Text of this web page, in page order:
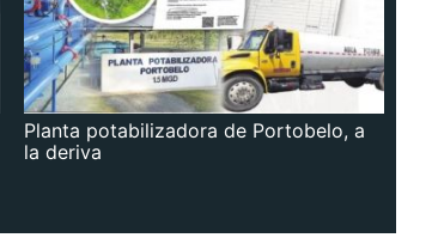
Planta potabilizadora de Portobelo, a
la deriva